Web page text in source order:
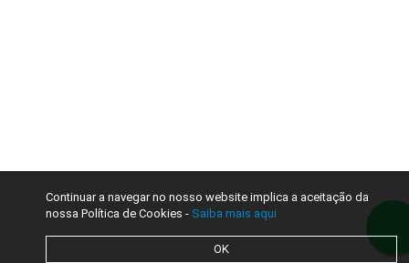
Continuar a navegar no nosso website implica a aceitação da
nossa Política de Cookies - Saiba mais aqui
OK